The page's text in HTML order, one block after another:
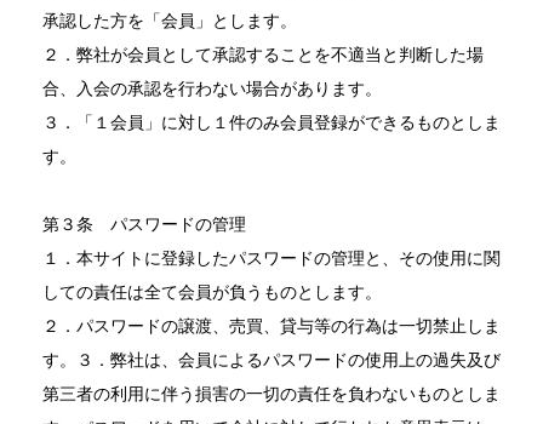
承認した方を「会員」とします。
２．弊社が会員として承認することを不適当と判断した場
合、入会の承認を行わない場合があります。
３．「１会員」に対し１件のみ会員登録ができるものとしま
す。
第３条 パスワードの管理
１．本サイトに登録したパスワードの管理と、その使用に関
しての責任は全て会員が負うものとします。
２．パスワードの譲渡、売買、貸与等の行為は一切禁止しま
す。３．弊社は、会員によるパスワードの使用上の過失及び
第三者の利用に伴う損害の一切の責任を負わないものとしま